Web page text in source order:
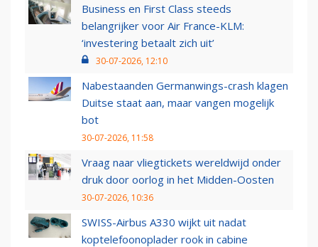
Business en First Class steeds
belangrijker voor Air France-KLM:
‘investering betaalt zich uit’
30-07-2026, 12:10
Nabestaanden Germanwings-crash klagen
Duitse staat aan, maar vangen mogelijk
bot
30-07-2026, 11:58
Vraag naar vliegtickets wereldwijd onder
druk door oorlog in het Midden-Oosten
30-07-2026, 10:36
SWISS-Airbus A330 wijkt uit nadat
koptelefoonoplader rook in cabine